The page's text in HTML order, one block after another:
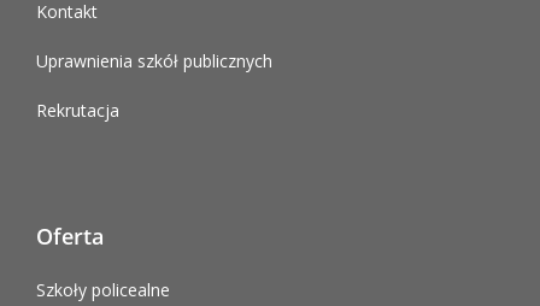
Kontakt
Uprawnienia szkół publicznych
Rekrutacja
Oferta
Szkoły policealne